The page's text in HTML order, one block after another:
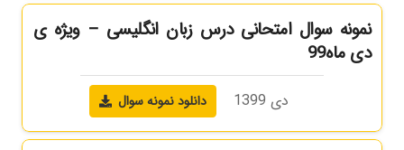
نمونه سوال امتحانی درس زبان انگلیسی – ویژه ی
دی ماه99
دی 1399 دانلود نمونه سوال